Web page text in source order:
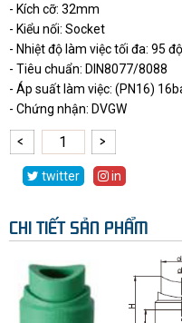
- Kích cỡ: 32mm
- Kiểu nối: Socket
- Nhiệt độ làm việc tối đa: 95
- Tiêu chuẩn: DIN8077/8088
- Áp suất làm việc: (PN16)
- Chứng nhận: DVGW
twitter in
CHI TIẾT SẢN PHẨM